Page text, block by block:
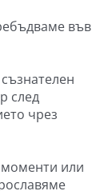
във
след
чрез
моменти или